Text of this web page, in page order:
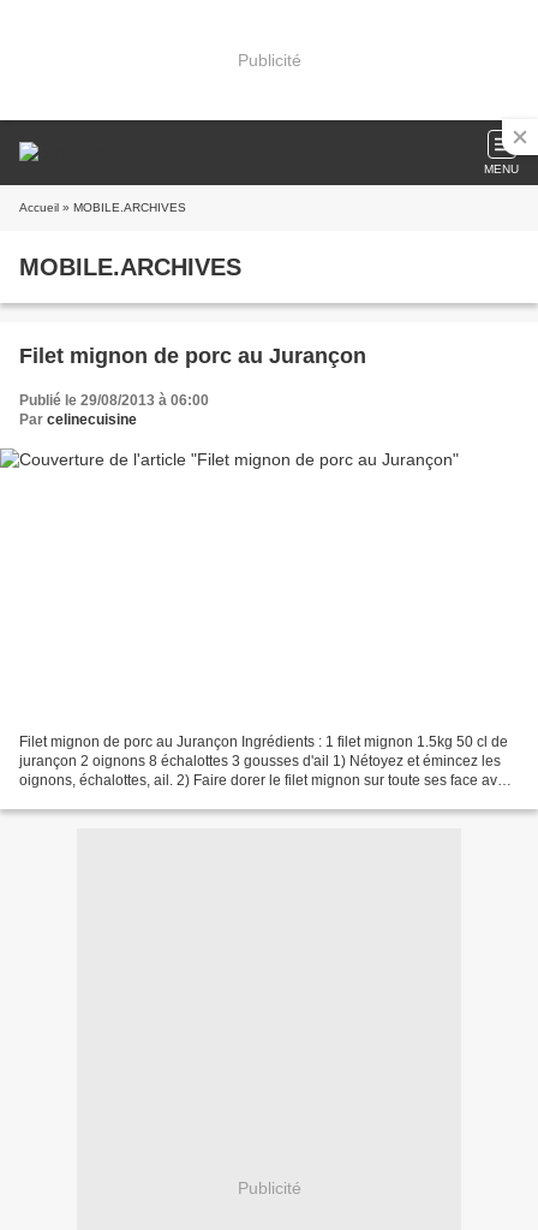
Publicité
MENU
Accueil » MOBILE.ARCHIVES
MOBILE.ARCHIVES
Filet mignon de porc au Jurançon
Publié le 29/08/2013 à 06:00
Par celinecuisine
Filet mignon de porc au Jurançon Ingrédients : 1 filet mignon 1.5kg 50 cl de
jurançon 2 oignons 8 échalottes 3 gousses d'ail 1) Nétoyez et émincez les
oignons, échalottes, ail. 2) Faire dorer le filet mignon sur toute ses face avec
Publicité